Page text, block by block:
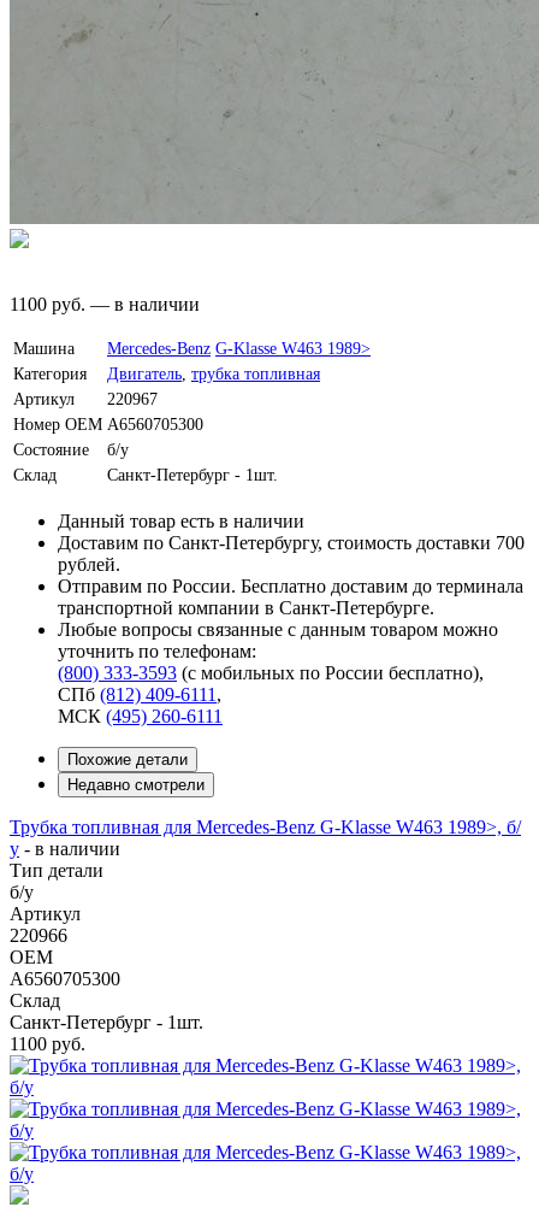
1100 руб. — в наличии
Машина Mercedes-Benz G-Klasse W463 1989>
Категория
Двигатель трубка топливная
Артикул
220967
Номер OEM A6560705300
Состояние
б/у
Склад
Санкт-Петербург - 1шт.
Данный товар есть в наличии
Доставим по Санкт-Петербургу, стоимость доставки 700
рублей.
Отправим по России. Бесплатно доставим до терминала
транспортной компании в Санкт-Петербурге.
Любые вопросы связанные с данным товаром можно
уточнить по телефонам:
(800) 333-3593 (с мобильных по России бесплатно),
СПб (812) 409-6111 ,
МСК (495) 260-6111
Похожие детали
Недавно смотрели
Трубка топливная для Mercedes-Benz G-Klasse W463 1989>, б/
у - в наличии
Тип детали
б/у
Артикул
220966
OEM
A6560705300
Склад
Санкт-Петербург - 1шт.
1100 руб.